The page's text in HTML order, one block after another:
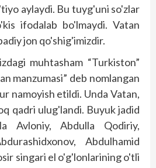
aylaydi. Bu tuyg'uni so'zlar
ifodalab bo'lmaydi. Vatan
jon qo'shig'imizdir.
muh­tasham “Turkiston”
manzumasi” deb nomlangan
namoyish etildi. Unda Vatan,
qadri ulug'landi. Buyuk jadid
Avloniy, Abdulla Qodiriy,
Abdulhamid
singari el o'g'lonlarining o'tli